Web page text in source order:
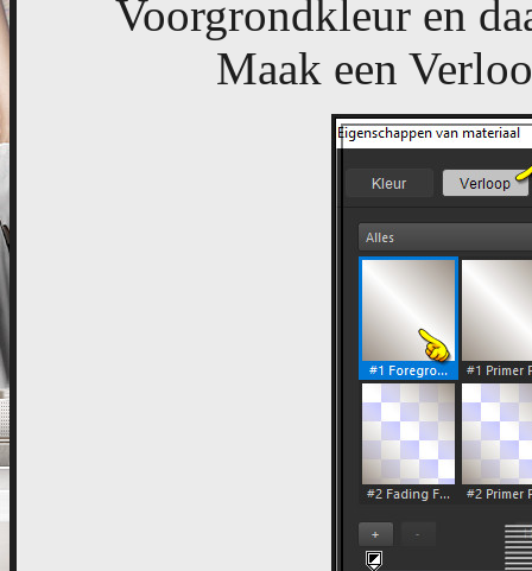
Voorgrondkleur en
Maak een